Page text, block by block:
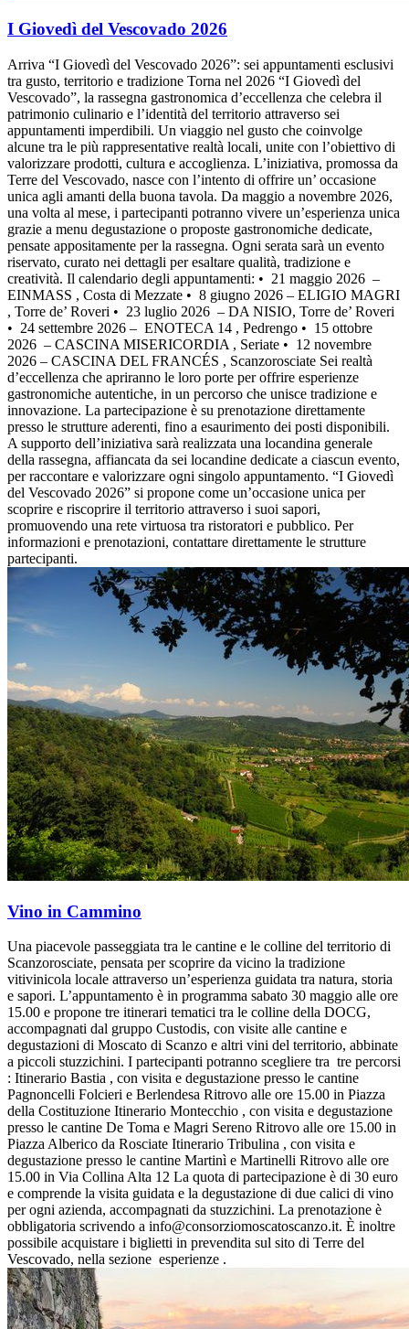
I Giovedì del Vescovado 2026
Arriva “I Giovedì del Vescovado 2026”: sei appuntamenti esclusivi
tra gusto, territorio e tradizione Torna nel 2026 “I Giovedì del
Vescovado”, la rassegna gastronomica d’eccellenza che celebra il
patrimonio culinario e l’identità del territorio attraverso sei
appuntamenti imperdibili. Un viaggio nel gusto che coinvolge
alcune tra le più rappresentative realtà locali, unite con l’obiettivo di
valorizzare prodotti, cultura e accoglienza. L’iniziativa, promossa da
Terre del Vescovado, nasce con l’intento di offrire un’ occasione
unica agli amanti della buona tavola. Da maggio a novembre 2026,
una volta al mese, i partecipanti potranno vivere un’esperienza unica
grazie a menu degustazione o proposte gastronomiche dedicate,
pensate appositamente per la rassegna. Ogni serata sarà un evento
riservato, curato nei dettagli per esaltare qualità, tradizione e
creatività. Il calendario degli appuntamenti: •⁠ ⁠ 21 maggio 2026 –
EINMASS , Costa di Mezzate •⁠ ⁠ 8 giugno 2026 – ELIGIO MAGRI
, Torre de’ Roveri •⁠ ⁠ 23 luglio 2026 – DA NISIO, Torre de’ Roveri
•⁠ ⁠ 24 settembre 2026 – ENOTECA 14 , Pedrengo •⁠ ⁠ 15 ottobre
2026 – CASCINA MISERICORDIA , Seriate •⁠ ⁠ 12 novembre
2026 – CASCINA DEL FRANCÉS , Scanzorosciate Sei realtà
d’eccellenza che apriranno le loro porte per offrire esperienze
gastronomiche autentiche, in un percorso che unisce tradizione e
innovazione. La partecipazione è su prenotazione direttamente
presso le strutture aderenti, fino a esaurimento dei posti disponibili.
A supporto dell’iniziativa sarà realizzata una locandina generale
della rassegna, affiancata da sei locandine dedicate a ciascun evento,
per raccontare e valorizzare ogni singolo appuntamento. “I Giovedì
del Vescovado 2026” si propone come un’occasione unica per
scoprire e riscoprire il territorio attraverso i suoi sapori,
promuovendo una rete virtuosa tra ristoratori e pubblico. Per
informazioni e prenotazioni, contattare direttamente le strutture
partecipanti.
Vino in Cammino
Una piacevole passeggiata tra le cantine e le colline del territorio di
Scanzorosciate, pensata per scoprire da vicino la tradizione
vitivinicola locale attraverso un’esperienza guidata tra natura, storia
e sapori. L’appuntamento è in programma sabato 30 maggio alle ore
15.00 e propone tre itinerari tematici tra le colline della DOCG,
accompagnati dal gruppo Custodis, con visite alle cantine e
degustazioni di Moscato di Scanzo e altri vini del territorio, abbinate
a piccoli stuzzichini. I partecipanti potranno scegliere tra tre percorsi
: Itinerario Bastia , con visita e degustazione presso le cantine
Pagnoncelli Folcieri e Berlendesa Ritrovo alle ore 15.00 in Piazza
della Costituzione Itinerario Montecchio , con visita e degustazione
presso le cantine De Toma e Magri Sereno Ritrovo alle ore 15.00 in
Piazza Alberico da Rosciate Itinerario Tribulina , con visita e
degustazione presso le cantine Martinì e Martinelli Ritrovo alle ore
15.00 in Via Collina Alta 12 La quota di partecipazione è di 30 euro
e comprende la visita guidata e la degustazione di due calici di vino
per ogni azienda, accompagnati da stuzzichini. La prenotazione è
obbligatoria scrivendo a info@consorziomoscatoscanzo.it. È inoltre
possibile acquistare i biglietti in prevendita sul sito di Terre del
Vescovado, nella sezione esperienze .